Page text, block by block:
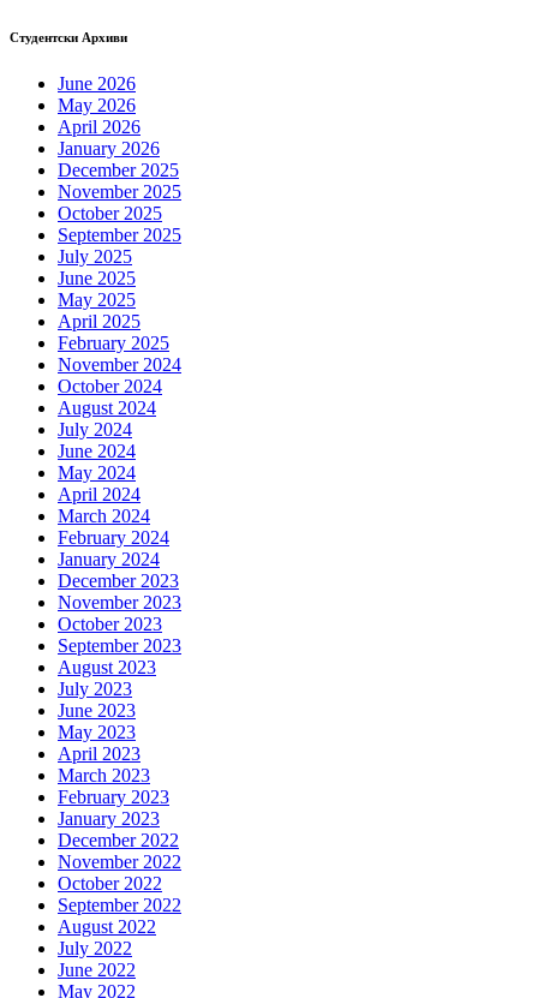
Студентски Архиви
June 2026
May 2026
April 2026
January 2026
December 2025
November 2025
October 2025
September 2025
July 2025
June 2025
May 2025
April 2025
February 2025
November 2024
October 2024
August 2024
July 2024
June 2024
May 2024
April 2024
March 2024
February 2024
January 2024
December 2023
November 2023
October 2023
September 2023
August 2023
July 2023
June 2023
May 2023
April 2023
March 2023
February 2023
January 2023
December 2022
November 2022
October 2022
September 2022
August 2022
July 2022
June 2022
May 2022